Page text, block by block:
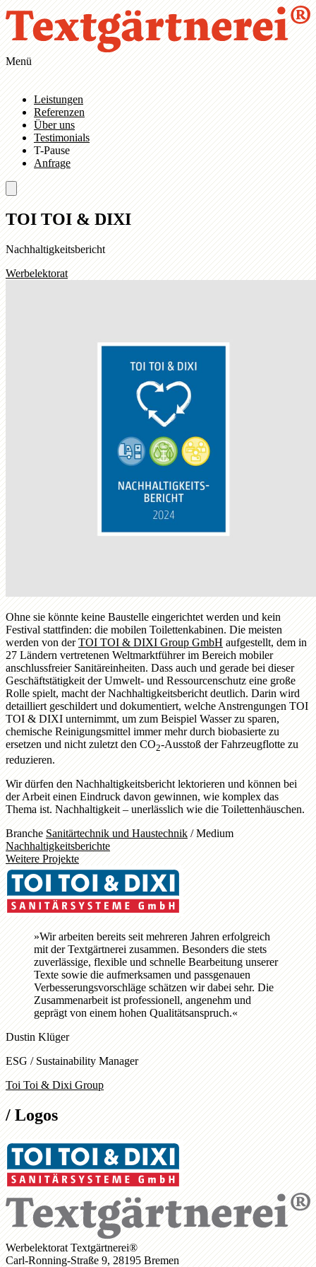
Zum Hauptinhalt springen
Zur Navigation springen
Menü
Leistungen
Referenzen
Über uns
Testimonials
T-Pause
Anfrage
TOI TOI & DIXI
Nachhaltigkeitsbericht
Werbelektorat
Ohne sie könnte keine Baustelle eingerichtet werden und kein
Festival stattfinden: die mobilen Toilettenkabinen. Die meisten
werden von derTOI TOI & DIXI Group GmbHaufgestellt, dem in
27 Ländern vertretenen Weltmarktführer im Bereich mobiler
anschlussfreier Sanitäreinheiten. Dass auch und gerade bei dieser
Geschäftstätigkeit der Umwelt- und Ressourcenschutz eine große
Rolle spielt, macht der Nachhaltigkeitsbericht deutlich. Darin wird
detailliert geschildert und dokumentiert, welche Anstrengungen TOI
TOI & DIXI unternimmt, um zum Beispiel Wasser zu sparen,
chemische Reinigungsmittel immer mehr durch biobasierte zu
ersetzen und nicht zuletzt den CO2-Ausstoß der Fahrzeugflotte zu
reduzieren.
Wir dürfen den Nachhaltigkeitsbericht lektorieren und können bei
der Arbeit einen Eindruck davon gewinnen, wie komplex das
Thema ist. Nachhaltigkeit – unerlässlich wie die Toilettenhäuschen.
BrancheSanitärtechnik und Haustechnik/Medium
Nachhaltigkeitsberichte
Weitere Projekte
»Wir arbeiten bereits seit mehreren Jahren erfolgreich
mit der Textgärtnerei zusammen. Besonders die stets
zuverlässige, flexible und schnelle Bearbeitung unserer
Texte sowie die aufmerksamen und passgenauen
Verbesserungsvorschläge schätzen wir dabei sehr. Die
Zusammenarbeit ist professionell, angenehm und
geprägt von einem hohen Qualitätsanspruch.«
Dustin Klüger
ESG / Sustainability Manager
Toi Toi & Dixi Group
/Logos
Werbelektorat Textgärtnerei®
Carl-Ronning-Straße 9, 28195 Bremen